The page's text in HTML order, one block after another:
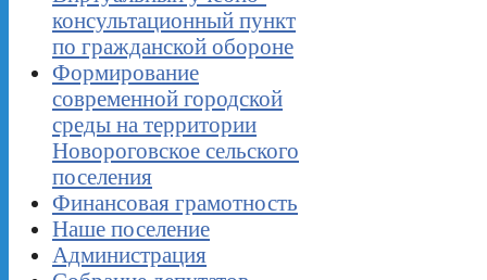
консультационный пункт
по гражданской обороне
Формирование
современной городской
среды на территории
Новороговское сельского
поселения
Финансовая грамотность
Наше поселение
Администрация